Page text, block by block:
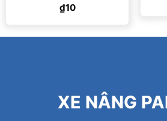
Được
5 sao
₫10
XE NÂNG